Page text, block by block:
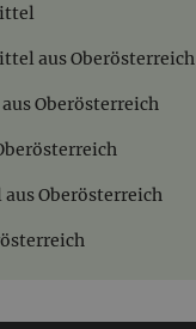
aus Oberösterreich
Oberösterreich
Oberösterreich